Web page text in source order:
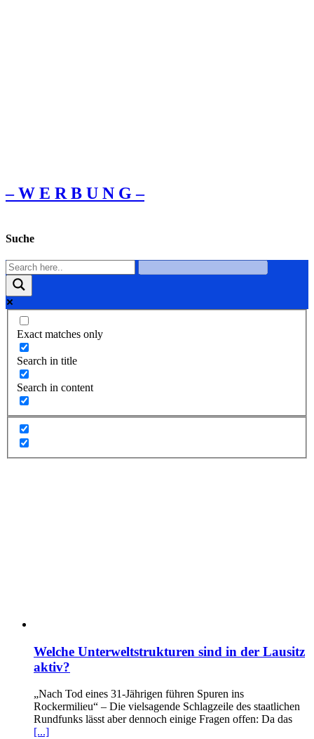
– W Ε R Β U Ν G –
Suche
Exact matches only
Search in title
Search in content
Welche Unterweltstrukturen sind in der Lausitz
aktiv?
„Nach Tod eines 31-Jährigen führen Spuren ins
Rockermilieu“ – Die vielsagende Schlagzeile des staatlichen
Rundfunks lässt aber dennoch einige Fragen offen: Da das
[...]